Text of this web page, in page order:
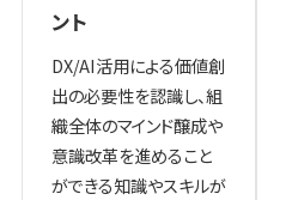
ント
DX/AI活用による価値創
出の必要性を認識し、組
織全体のマインド醸成や
意識改革を進めること
ができる知識やスキルが